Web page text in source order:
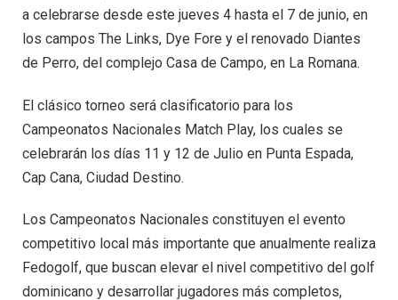
a celebrarse desde este jueves 4 hasta el 7 de junio, en
los campos The Links, Dye Fore y el renovado Diantes
de Perro, del complejo Casa de Campo, en La Romana.
El clásico torneo será clasificatorio para los
Campeonatos Nacionales Match Play, los cuales se
celebrarán los días 11 y 12 de Julio en Punta Espada,
Cap Cana, Ciudad Destino.
Los Campeonatos Nacionales constituyen el evento
competitivo local más importante que anualmente realiza
Fedogolf, que buscan elevar el nivel competitivo del golf
dominicano y desarrollar jugadores más completos,